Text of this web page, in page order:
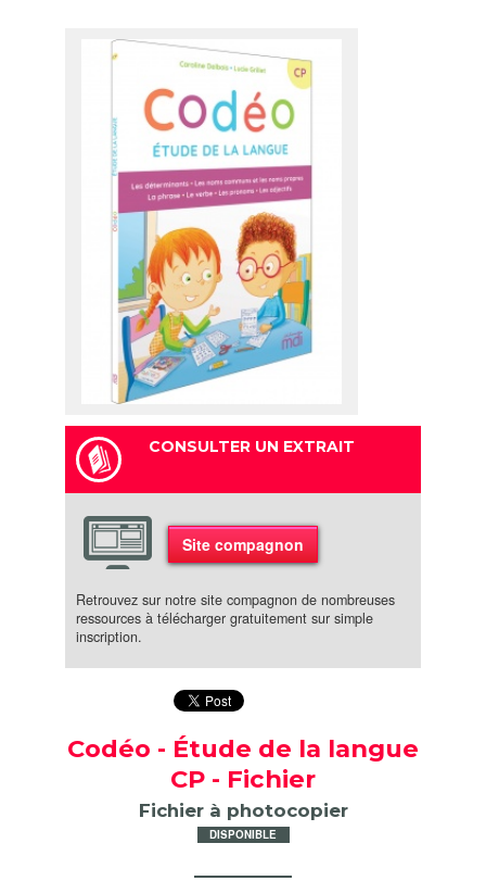
CONSULTER UN EXTRAIT
Site compagnon
Retrouvez sur notre site compagnon de nombreuses
ressources à télécharger gratuitement sur simple
inscription.
Codéo - Étude de la langue
CP - Fichier
Fichier à photocopier
DISPONIBLE